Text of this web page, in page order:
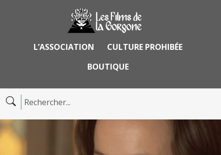
L’ASSOCIATION
CULTURE PROHIBÉE
BOUTIQUE